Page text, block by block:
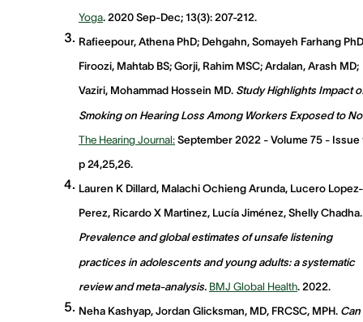
Yoga. 2020 Sep-Dec; 13(3): 207-212.
Rafieepour, Athena PhD; Dehgahn, Somayeh Farhang
Firoozi, Mahtab BS; Gorji, Rahim MSC; Ardalan, Arash MD;
Vaziri, Mohammad Hossein MD. Study Highlights Impact
Smoking on Hearing Loss Among Workers Exposed to
The Hearing Journal: September 2022 - Volume 75 - Issue
p 24,25,26.
Lauren K Dillard, Malachi Ochieng Arunda, Lucero Lopez-
Perez, Ricardo X Martinez, Lucía Jiménez, Shelly Chadha.
Prevalence and global estimates of unsafe listening
practices in adolescents and young adults: a systematic
review and meta-analysis. BMJ Global Health. 2022.
Neha Kashyap, Jordan Glicksman, MD, FRCSC, MPH. Can